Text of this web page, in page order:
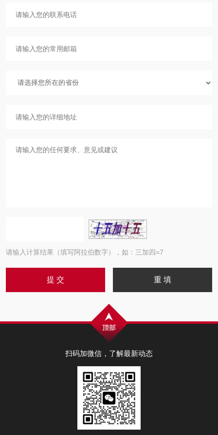
请输入计算结果（填写阿拉伯数字），如：三加四=7
扫码加微信，了解最新动态